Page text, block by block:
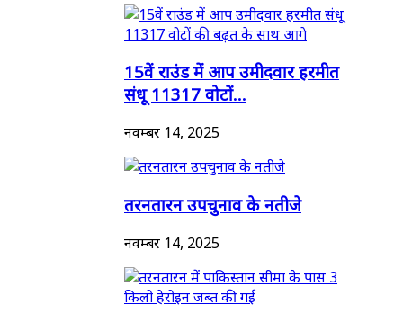
15वें राउंड में आप उमीदवार हरमीत
संधू 11317 वोटों...
नवम्बर 14, 2025
तरनतारन उपचुनाव के नतीजे
नवम्बर 14, 2025